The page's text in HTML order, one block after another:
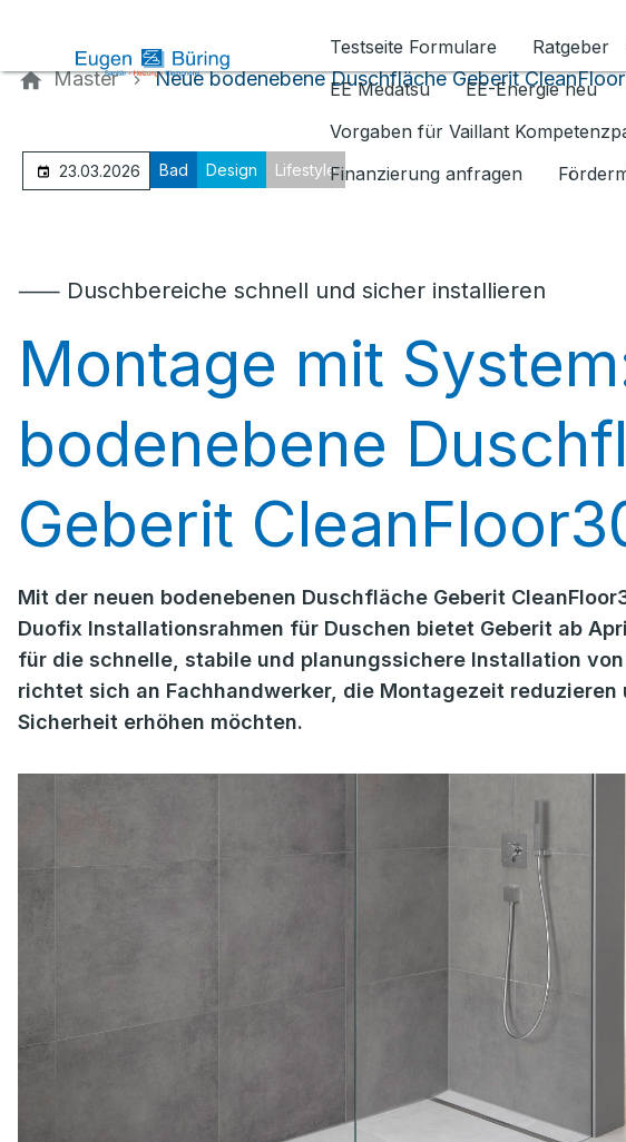
Testseite Formulare
Ratgeber
EE Medatsu
EE-Energie neu
Vorgaben für Vaillant
Finanzierung anfragen
Master Neue bodenebene Duschfläche Geberit
23.03.2026 Bad Design Lifestyle
⸺ Duschbereiche schnell und sicher installieren
Montage mit
bodenebene
Geberit
Mit der neuen bodenebenen Duschfläche Geberit
Duofix Installationsrahmen für Duschen bietet Geberit ab
für die schnelle, stabile und planungssichere Installation
richtet sich an Fachhandwerker, die Montagezeit
Sicherheit erhöhen möchten.